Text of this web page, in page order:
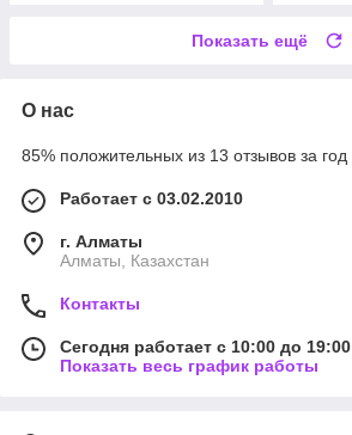
Показать ещё
О нас
85% положительных из 13 отзывов за год
Работает с 03.02.2010
г. Алматы
Алматы, Казахстан
Контакты
Сегодня работает с 10:00 до 19:00
Показать весь график работы